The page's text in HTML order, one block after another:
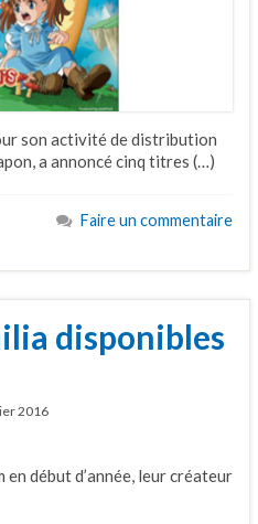
son activité de distribution
a annoncé cinq titres (…)
Faire un commentaire
disponibles
2016
début d’année, leur créateur